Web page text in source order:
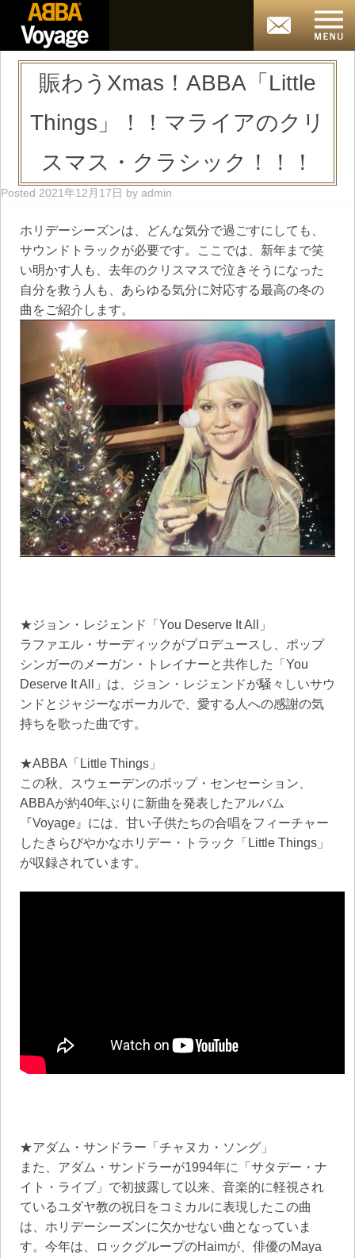
賑わうXmas！ABBA「Little
Things」！！マライアのクリ
スマス・クラシック！！！
Posted 2021年12月17日 by admin
ホリデーシーズンは、どんな気分で過ごすにしても、
サウンドトラックが必要です。ここでは、新年まで笑
い明かす人も、去年のクリスマスで泣きそうになった
自分を救う人も、あらゆる気分に対応する最高の冬の
曲をご紹介します。
★ジョン・レジェンド「You Deserve It All」
ラファエル・サーディックがプロデュースし、ポップ
シンガーのメーガン・トレイナーと共作した「You
Deserve It All」は、ジョン・レジェンドが騒々しいサウ
ンドとジャジーなボーカルで、愛する人への感謝の気
持ちを歌った曲です。
★ABBA「Little Things」
この秋、スウェーデンのポップ・センセーション、
ABBAが約40年ぶりに新曲を発表したアルバム
『Voyage』には、甘い子供たちの合唱をフィーチャー
したきらびやかなホリデー・トラック「Little Things」
が収録されています。
★アダム・サンドラー「チャヌカ・ソング」
また、アダム・サンドラーが1994年に「サタデー・ナ
イト・ライブ」で初披露して以来、音楽的に軽視され
ているユダヤ教の祝日をコミカルに表現したこの曲
は、ホリデーシーズンに欠かせない曲となっていま
す。今年は、ロックグループのHaimが、俳優のMaya